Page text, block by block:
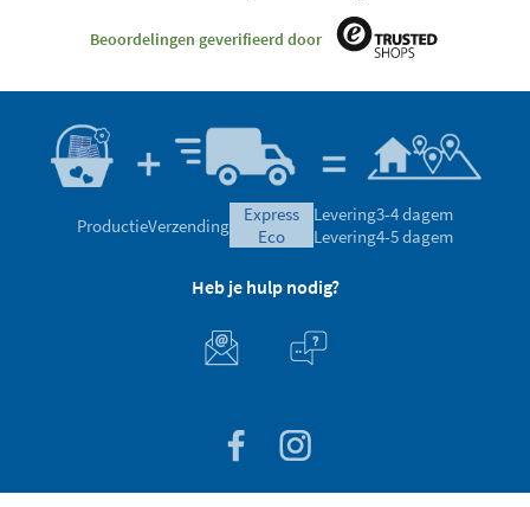
Beoordelingen geverifieerd door
ProductieVerzending
express
eco
Levering3-4 dagem
Levering4-5 dagem
Heb je hulp nodig?